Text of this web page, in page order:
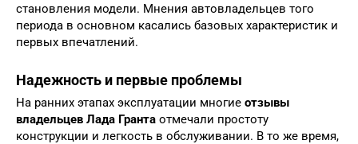
становления модели. Мнения автовладельцев того
периода в основном касались базовых характеристик и
первых впечатлений.
Надежность и первые проблемы
На ранних этапах эксплуатации многие отзывы
владельцев Лада Гранта отмечали простоту
конструкции и легкость в обслуживании. В то же время,